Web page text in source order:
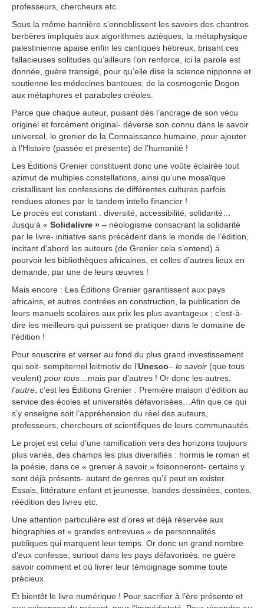
professeurs, chercheurs etc.
Sous la même bannière s’ennoblissent les savoirs des chantres
berbères impliqués aux algorithmes aztèques, la métaphysique
palestinienne apaise enfin les cantiques hébreux, brisant ces
fallacieuses solitudes qu’ailleurs l’on renforce, ici la parole est
donnée, guère transigé, pour qu’elle dise la science nipponne et
soutienne les médecines bantoues, de la cosmogonie Dogon
aux métaphores et paraboles créoles.
Parce que chaque auteur, puisant dès l’ancrage de son vécu
originel et forcément original- déverse son connu dans le savoir
universel, le grenier de la Connaissance humaine, pour ajouter
à l’Histoire (passée et présente) de l’humanité !
Les Éditions Grenier constituent donc une voûte éclairée tout
azimut de multiples constellations, ainsi qu’une mosaïque
cristallisant les confessions de différentes cultures parfois
rendues atones par le tandem intello financier !
Le procès est constant : diversité, accessibilité, solidarité…
Jusqu’à « Solidalivre » – néologisme consacrant la solidarité
par le livre- initiative sans précédent dans le monde de l’édition,
incitant d’abord les auteurs (de Grenier cela s’entend) à
pourvoir les bibliothèques africaines, et celles d’autres lieux en
demande, par une de leurs œuvres !
Mais encore : Les Éditions Grenier garantissent aux pays
africains, et autres contrées en construction, la publication de
leurs manuels scolaires aux prix les plus avantageux ; c’est-à-
dire les meilleurs qui puissent se pratiquer dans le domaine de
l’édition !
Pour souscrire et verser au fond du plus grand investissement
qui soit- sempiternel leitmotiv de l’Unesco– le savoir (que tous
veulent) pour tous …mais par d’autres ! Or donc les autres,
l’autre , c’est les Éditions Grenier : Première maison d’édition au
service des écoles et universités défavorisées…Afin que ce qui
s’y enseigne soit l’appréhension du réel des auteurs,
professeurs, chercheurs et scientifiques de leurs communautés.
Le projet est celui d’une ramification vers des horizons toujours
plus variés, des champs les plus diversifiés : hormis le roman et
la poésie, dans ce « grenier à savoir » foisonneront- certains y
sont déjà présents- autant de genres qu’il peut en exister.
Essais, littérature enfant et jeunesse, bandes dessinées, contes,
réédition des livres etc.
Une attention particulière est d’ores et déjà réservée aux
biographies et « grandes entrevues » de personnalités
publiques qui marquent leur temps. Or donc un grand nombre
d’eux confesse, surtout dans les pays défavorisés, ne guère
savoir comment et où livrer leur témoignage somme toute
précieux.
Et bientôt le livre numérique ! Pour sacrifier à l’ère présente et